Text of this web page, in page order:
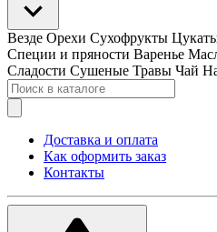
Везде Орехи Сухофрукты
Специи и пряности Варенье
Сладости Сушеные Травы Чай
Доставка и оплата
Как оформить заказ
Контакты